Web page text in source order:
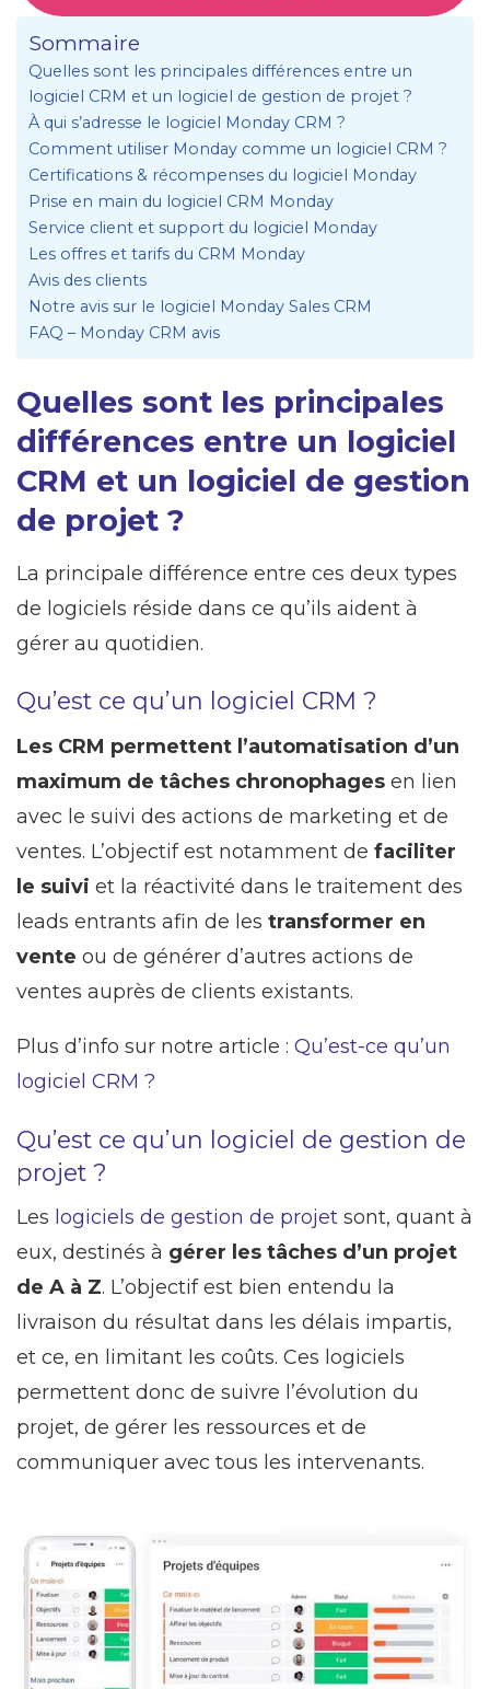
Sommaire
Quelles sont les principales différences entre un
logiciel CRM et un logiciel de gestion de projet ?
À qui s’adresse le logiciel Monday CRM ?
Comment utiliser Monday comme un logiciel CRM ?
Certifications & récompenses du logiciel Monday
Prise en main du logiciel CRM Monday
Service client et support du logiciel Monday
Les offres et tarifs du CRM Monday
Avis des clients
Notre avis sur le logiciel Monday Sales CRM
FAQ – Monday CRM avis
Quelles sont les principales
différences entre un logiciel
CRM et un logiciel de gestion
de projet ?
La principale différence entre ces deux types
de logiciels réside dans ce qu’ils aident à
gérer au quotidien.
Qu’est ce qu’un logiciel CRM ?
Les CRM permettent l’automatisation d’un
maximum de tâches chronophages en lien
avec le suivi des actions de marketing et de
ventes. L’objectif est notamment de faciliter
le suivi et la réactivité dans le traitement des
leads entrants afin de les transformer en
vente ou de générer d’autres actions de
ventes auprès de clients existants.
Plus d’info sur notre article : Qu’est-ce qu’un
logiciel CRM ?
Qu’est ce qu’un logiciel de gestion de
projet ?
Les logiciels de gestion de projet sont, quant à
eux, destinés à gérer les tâches d’un projet
de A à Z. L’objectif est bien entendu la
livraison du résultat dans les délais impartis,
et ce, en limitant les coûts. Ces logiciels
permettent donc de suivre l’évolution du
projet, de gérer les ressources et de
communiquer avec tous les intervenants.